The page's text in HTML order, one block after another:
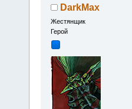
DarkMax
Жестянщик
Герой